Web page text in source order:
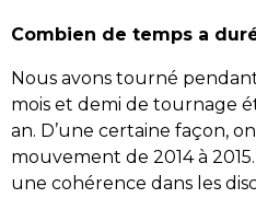
Combien de temps a
Nous avons tourné
mois et demi de tournage
an. D’une certaine façon,
mouvement de 2014 à
une cohérence dans les